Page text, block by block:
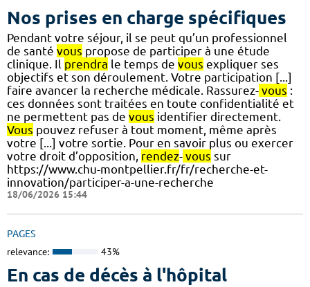
Nos prises en charge spécifiques
Pendant votre séjour, il se peut qu’un professionnel
de santé vous propose de participer à une étude
clinique. Il prendra le temps de vous expliquer ses
objectifs et son déroulement. Votre participation [...]
faire avancer la recherche médicale. Rassurez- vous :
ces données sont traitées en toute confidentialité et
ne permettent pas de vous identifier directement.
Vous pouvez refuser à tout moment, même après
votre [...] votre sortie. Pour en savoir plus ou exercer
votre droit d’opposition, rendez- vous sur
https://www.chu-montpellier.fr/fr/recherche-et-
innovation/participer-a-une-recherche
18/06/2026 15:44
PAGES
relevance: 43%
En cas de décès à l'hôpital